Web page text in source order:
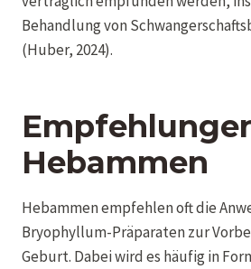
Behandlung von
(Huber, 2024).
Hebammen
Hebammen empfehlen oft die
Bryophyllum-Präparaten zur
Geburt. Dabei wird es häufig in